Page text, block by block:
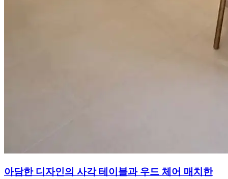
아담한 디자인의 사각 테이블과 우드 체어 매치한